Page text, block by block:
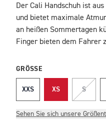
BESCHREIBUNG
Der Cali Handschuh ist
und bietet maximale
an heißen Sommertagen
Finger bieten dem Fahrer
GRÖSSE
XXS XS S
Sehen Sie sich unsere